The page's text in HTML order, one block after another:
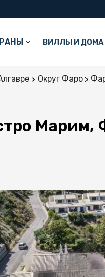
ВИЛЛЫ И ДОМА
Округ Фаро
Марим,